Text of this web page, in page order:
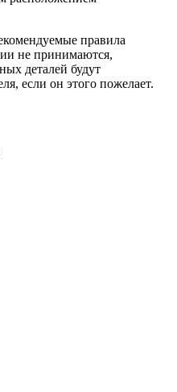
правила
не принимаются,
деталей будут
если он этого пожелает.